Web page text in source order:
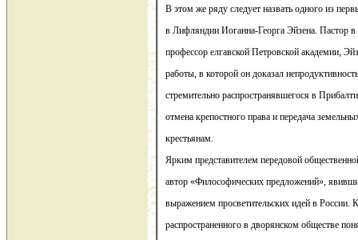
В этом же ряду следует назвать одного из
в Лифляндии Иоганна-Георга Эйзена. Пастор
профессор елгавской Петровской академии,
работы, в которой он доказал
стремительно распространявшегося в
отмена крепостного права и передача
крестьянам.
Ярким представителем передовой
автор «Философических предложений»,
выражением просветительских идей в России.
распространенного в дворянском обществе